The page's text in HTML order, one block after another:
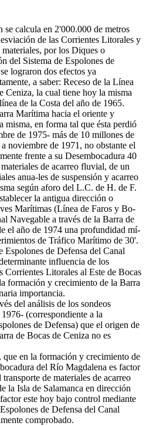
calcula en 2'000.000 de metros
de las Corrientes Litorales y
por los Diques o
del Sistema de Espolones de
lograron dos efectos ya
a saber: Receso de la Línea
Ceniza, la cual tiene hoy la misma
de la Costa del año de 1965.
Marítima hacia el oriente y
en forma tal que ésta perdió
de 1975- más de 10 millones de
noviembre de 1971, no obstante el
frente a su Desembocadura 40
de acarreo fluvial, de un
anua-les de suspensión y acarreo
según aforo del L.C. de H. de F.
la antigua dirección o
Marítimas (Línea de Faros y Bo-
Navegable a través de la Barra de
el año de 1974 una profundidad mí-
de Tráfico Marítimo de 30'.
Espolones de Defensa del Canal
influencia de los
Corrientes Litorales al Este de Bocas
formación y crecimiento de la Barra
importancia.
del análisis de los sondeos
(correspondiente a la
de Defensa) que el origen de
de Bocas de Ceniza no es
que en la formación y crecimiento de
del Río Magdalena es factor
de materiales de acarreo
la Isla de Salamanca en dirección
este hoy bajo control mediante
de Defensa del Canal
comprobado.